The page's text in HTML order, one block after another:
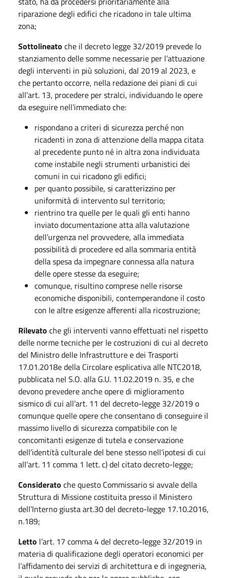
riparazione degli edifici che ricadono in tale ultima
zona;
Sottolineato che il decreto legge 32/2019 prevede lo
stanziamento delle somme necessarie per l’attuazione
degli interventi in più soluzioni, dal 2019 al 2023, e
che pertanto occorre, nella redazione dei piani di cui
all’art. 13, procedere per stralci, individuando le opere
da eseguire nell’immediato che:
rispondano a criteri di sicurezza perché non
ricadenti in zona di attenzione della mappa citata
al precedente punto né in altra zona individuata
come instabile negli strumenti urbanistici dei
comuni in cui ricadono gli edifici;
per quanto possibile, si caratterizzino per
uniformità di intervento sul territorio;
rientrino tra quelle per le quali gli enti hanno
inviato documentazione atta alla valutazione
dell’urgenza nel provvedere, alla immediata
possibilità di procedere ed alla sommaria entità
della spesa da impegnare connessa alla natura
delle opere stesse da eseguire;
comunque, risultino comprese nelle risorse
economiche disponibili, contemperandone il costo
con le altre esigenze afferenti alla ricostruzione;
Rilevato che gli interventi vanno effettuati nel rispetto
delle norme tecniche per le costruzioni di cui al decreto
del Ministro delle Infrastrutture e dei Trasporti
17.01.2018e della Circolare esplicativa alle NTC2018,
pubblicata nel S.O. alla G.U. 11.02.2019 n. 35, e che
devono prevedere anche opere di miglioramento
sismico di cui all’art. 11 del decreto-legge 32/2019 o
comunque quelle opere che consentano di conseguire il
massimo livello di sicurezza compatibile con le
concomitanti esigenze di tutela e conservazione
dell’identità culturale del bene stesso nell’ipotesi di cui
all’art. 11 comma 1 lett. c) del citato decreto-legge;
Considerato che questo Commissario si avvale della
Struttura di Missione costituita presso il Ministero
dell’Interno giusta art.30 del decreto-legge 17.10.2016,
n.189;
Letto l’art. 17 comma 4 del decreto-legge 32/2019 in
materia di qualificazione degli operatori economici per
l’affidamento dei servizi di architettura e di ingegneria,